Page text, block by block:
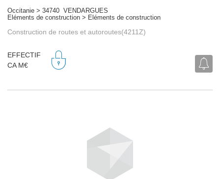
Occitanie > 34740 VENDARGUES
Eléments de construction > Eléments de construction
Construction de routes et autoroutes(4211Z)
EFFECTIF
CA M€